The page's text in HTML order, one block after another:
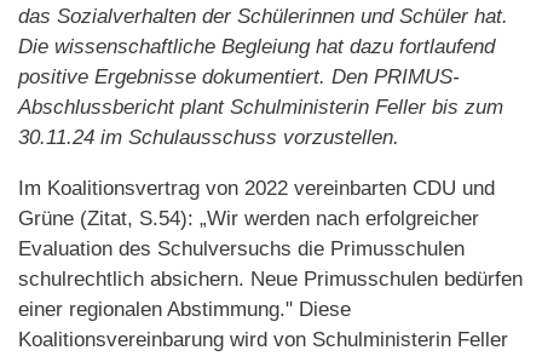
das Sozialverhalten der Schülerinnen und Schüler hat.
Die wissenschaftliche Begleiung hat dazu fortlaufend
positive Ergebnisse dokumentiert. Den PRIMUS-
Abschlussbericht plant Schulministerin Feller bis zum
30.11.24 im Schulausschuss vorzustellen.
Im Koalitionsvertrag von 2022 vereinbarten CDU und
Grüne (Zitat, S.54): „Wir werden nach erfolgreicher
Evaluation des Schulversuchs die Primusschulen
schulrechtlich absichern. Neue Primusschulen bedürfen
einer regionalen Abstimmung." Diese
Koalitionsvereinbarung wird von Schulministerin Feller